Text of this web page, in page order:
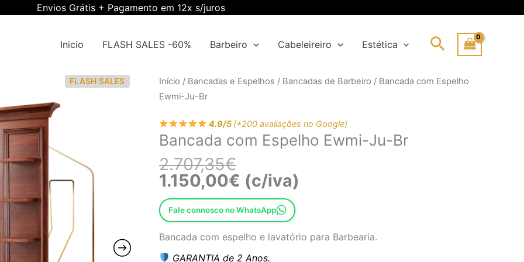
Envios Grátis + Pagamento em 12x s/juros
Inicio FLASH SALES -60% Barbeiro Cabeleireiro Estética Search
FLASH SALES Início / Bancadas e Espelhos / Bancadas de Barbeiro / Bancada com Espelho
Ewmi-Ju-Br
4.9/5 (+200 avaliações no Google)
Bancada com Espelho Ewmi-Ju-Br
2.707,35€
O
era:
2.707,35€.
O
é:
1.150,00€.
1.150,00€ (c/iva)
Fale connosco no WhatsApp
Bancada com espelho e lavatório para Barbearia.
GARANTIA de 2 Anos.
Quantidade
de
com
Espelho
Ewmi-
Ju-
Br